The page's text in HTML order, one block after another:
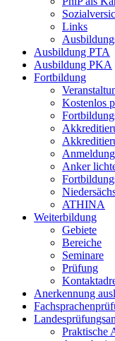
Links
Ausbildung PTA
Ausbildung PKA
Fortbildung
Kostenlos
Anker
ATHINA
Weiterbildung
Gebiete
Bereiche
Seminare
Prüfung
Anerkennung
Praktische